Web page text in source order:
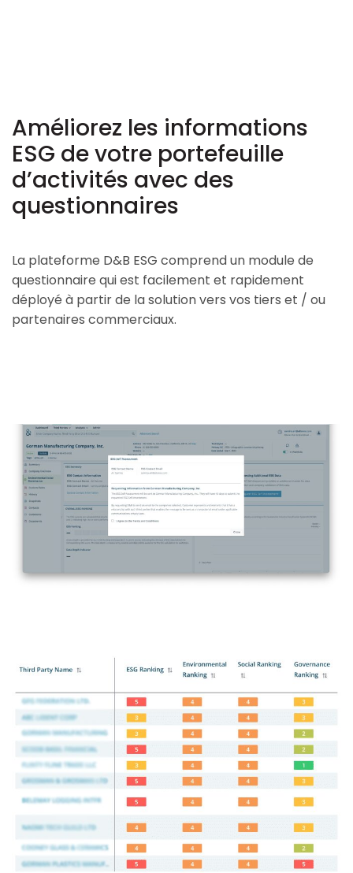
Améliorez les informations
ESG de votre portefeuille
d’activités avec des
questionnaires
La plateforme D&B ESG comprend un module de
questionnaire qui est facilement et rapidement
déployé à partir de la solution vers vos tiers et / ou
partenaires commerciaux.